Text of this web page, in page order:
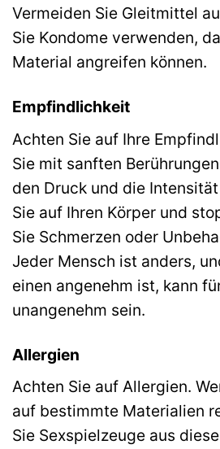
Vermeiden Sie Gleitmittel
Sie Kondome verwenden,
Material angreifen können.
Empfindlichkeit
Achten Sie auf Ihre
Sie mit sanften
den Druck und die
Sie auf Ihren Körper und
Sie Schmerzen oder
Jeder Mensch ist anders,
einen angenehm ist, kann
unangenehm sein.
Allergien
Achten Sie auf Allergien.
auf bestimmte Materialien
Sie Sexspielzeuge aus